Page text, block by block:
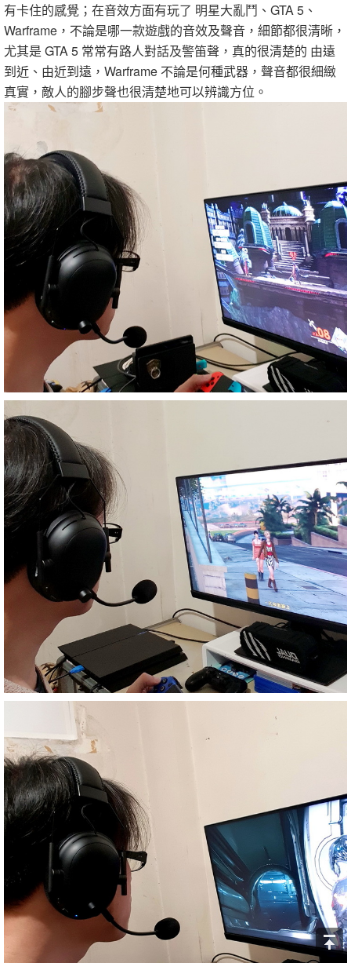
有卡住的感覺；在音效方面有玩了 明星大亂鬥、GTA 5、
Warframe，不論是哪一款遊戲的音效及聲音，細節都很清晰，
尤其是 GTA 5 常常有路人對話及警笛聲，真的很清楚的 由遠
到近、由近到遠，Warframe 不論是何種武器，聲音都很細緻
真實，敵人的腳步聲也很清楚地可以辨識方位。